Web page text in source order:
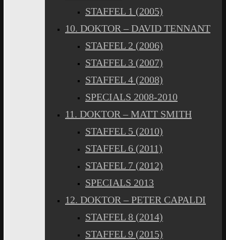
STAFFEL 1 (2005)
10. DOKTOR – DAVID TENNANT
STAFFEL 2 (2006)
STAFFEL 3 (2007)
STAFFEL 4 (2008)
SPECIALS 2008-2010
11. DOKTOR – MATT SMITH
STAFFEL 5 (2010)
STAFFEL 6 (2011)
STAFFEL 7 (2012)
SPECIALS 2013
12. DOKTOR – PETER CAPALDI
STAFFEL 8 (2014)
STAFFEL 9 (2015)